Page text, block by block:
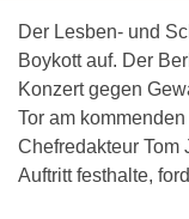
Der Lesben- und
Boykott auf. Der
Konzert gegen
Tor am
Chefredakteur Tom
Auftritt festhalte,